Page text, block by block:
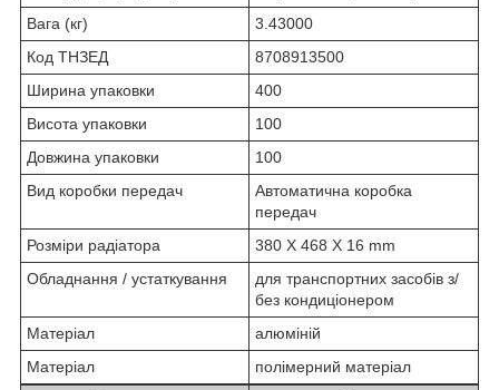
Вага (кг)
3.43000
Код ТНЗЕД
8708913500
Ширина упаковки
400
Висота упаковки
100
Довжина упаковки
100
Вид коробки передач
Автоматична коробка
передач
Розміри радіатора
380 X 468 X 16 mm
Обладнання / устаткування
для транспортних засобів з/
без кондиціонером
Матеріал
алюміній
Матеріал
полімерний матеріал